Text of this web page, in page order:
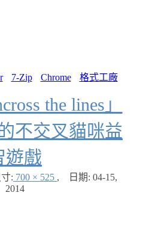
7-Zip Chrome 格式工廠
the lines」
不交叉貓咪益
遊戲
: 700 × 525 , 日期: 04-15,
2014